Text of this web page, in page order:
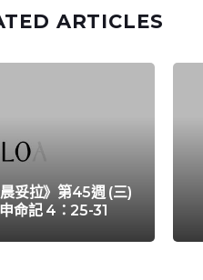
ARTICLES
晨妥拉》第45週 (三)
命記 4：25-31